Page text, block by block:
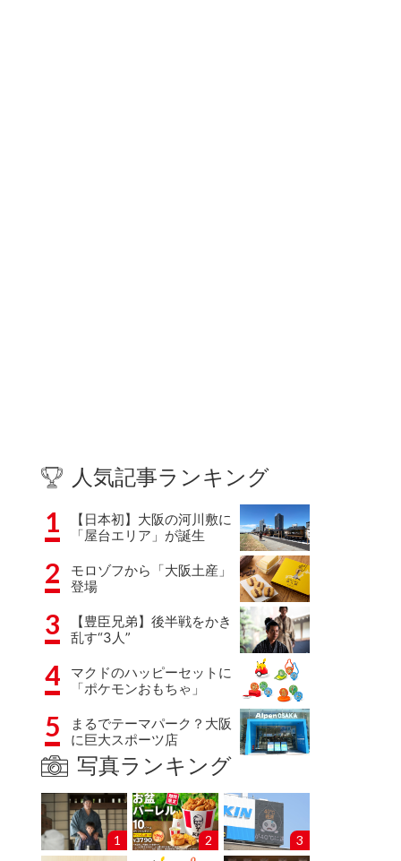
人気記事ランキング
1
【日本初】大阪の河川敷に
「屋台エリア」が誕生
2
モロゾフから「大阪土産」
登場
3
【豊臣兄弟】後半戦をかき
乱す“3人”
4
マクドのハッピーセットに
「ポケモンおもちゃ」
5
まるでテーマパーク？大阪
に巨大スポーツ店
写真ランキング
1 2 3